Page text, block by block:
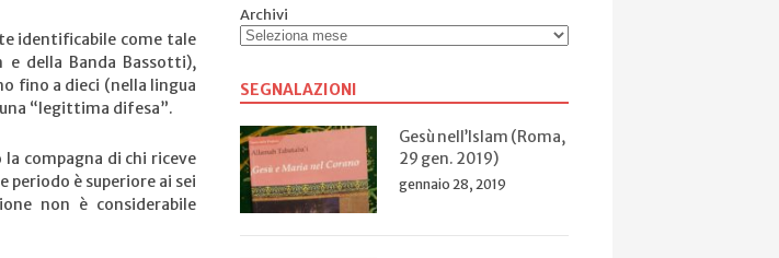
identificabile come tale
della Banda Bassotti),
fino a dieci (nella lingua
“legittima difesa”.
compagna di chi riceve
periodo è superiore ai sei
non è considerabile
Archivi
SEGNALAZIONI
Gesù nell’Islam (Roma,
29 gen. 2019)
gennaio 28, 2019